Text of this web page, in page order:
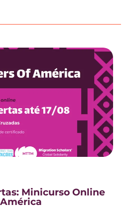
Minicurso Online